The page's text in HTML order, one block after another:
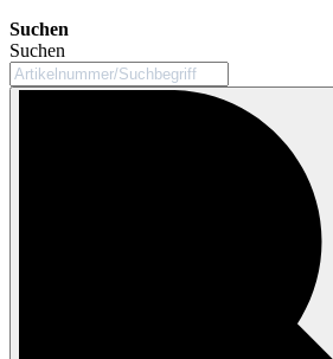
Suchen
Suchen